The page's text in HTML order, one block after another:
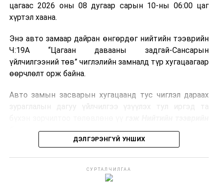
Япон, Герман, Швейцар, Нидерланд, Өмнөд Солонгос
зэрэг улс лаг хатаах, шатаах технологийг ашиглаж
байна. Тухайлбал, Германд лаг шатаах үйлдвэрээс
гарсан үнснээс фосфор сэргээн авах технологи
ашигладаг бол Нидерландад төвлөрсөн лаг
боловсруулах үйлдвэрүүдээр дулаан, цахилгаан
Ийнхүү лаг хатаах, шатаах технологийг лагийн
улсад өргөн ашиглаж байна.
цагаас 2026 оны 08 дугаар сарын 10-ны 06:00 цаг
хүртэл хаана.
Энэ авто замаар дайран өнгөрдөг нийтийн тээврийн
Ч:19А “Цагаан давааны задгай-Сансарын
үйлчилгээний төв” чиглэлийн замналд түр хугацаагаар
өөрчлөлт орж байна.
Авто замын засварын хугацаанд тус чиглэл дараах
зураглалын дагуу үйлчилгээ үзүүлэх тул иргэд та
бодлогын газраас мэдээллээ.
ДЭЛГЭРЭНГҮЙ УНШИХ
СУРТАЛЧИЛГАА